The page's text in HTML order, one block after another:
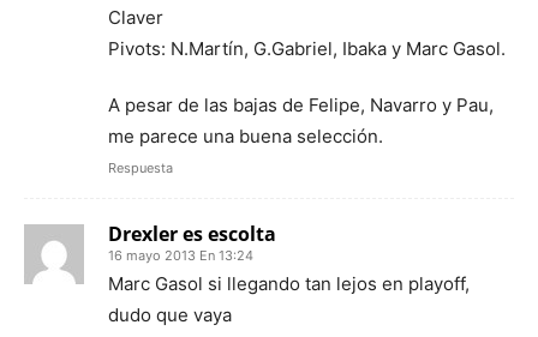
Claver
Pivots: N.Martín, G.Gabriel, Ibaka y Marc Gasol.
A pesar de las bajas de Felipe, Navarro y Pau,
me parece una buena selección.
Respuesta
Drexler es escolta
16 mayo 2013 En 13:24
Marc Gasol si llegando tan lejos en playoff,
dudo que vaya